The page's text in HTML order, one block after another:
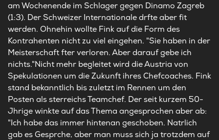
am Wochenende im Schlager gegen Dinamo Zagreb
(1:3). Der Schweizer Internationale drfte aber fit
werden. Ohnehin wollte Fink auf die Form des
Kontrahenten nicht zu viel eingehen. "Sie haben in der
Meisterschaft fter verloren. Aber darauf gebe ich
nichts."Nicht mehr begleitet wird die Austria von
Spekulationen um die Zukunft ihres Chefcoaches. Fink
stand bekanntlich bis zuletzt im Rennen um den
Posten als sterreichs Teamchef. Der seit kurzem 50-
Jhrige winkte auf das Thema angesprochen aber ab:
"Ich habe das immer hintenan geschoben. Natrlich
gab es Gesprche, aber man muss sich ja trotzdem auf